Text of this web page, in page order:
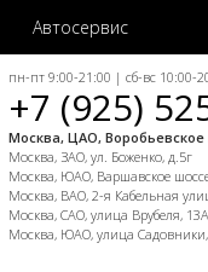
Автосервис
пн-пт 9:00-21:00 | сб-вс 10:00-
+7 (925)
Москва, ЦАО, Воробьевское
Москва, ЗАО, ул. Боженко, д.5г
Москва, ЮАО, Варшавское
Москва, ВАО, 2-я Кабельная
Москва, САО, улица Врубеля,
Москва, ЮАО, улица